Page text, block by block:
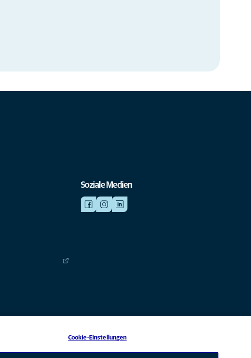
Soziale Medien
Cookie-Einstellungen